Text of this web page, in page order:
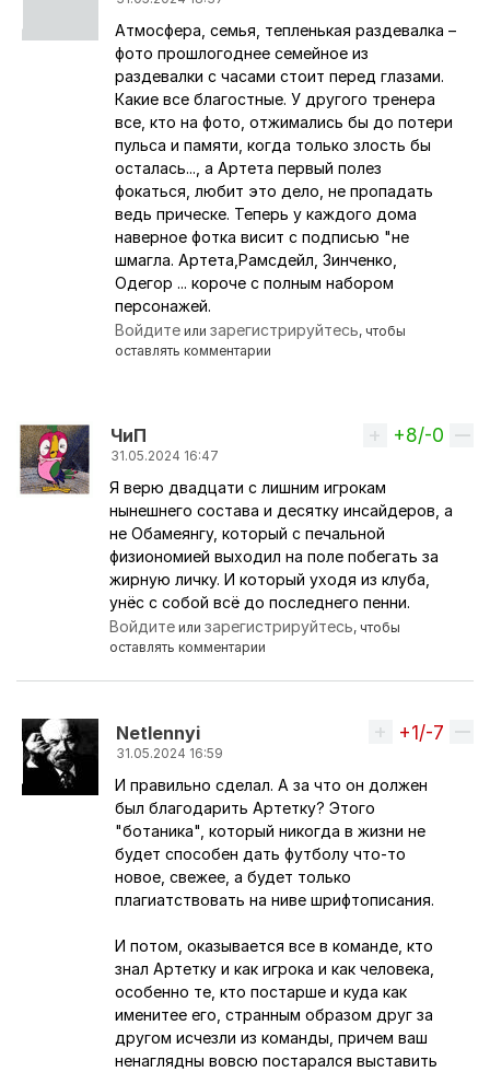
Ответ на комментарий пользователя
Атмосфера, семья, тепленькая раздевалка –
фото прошлогоднее семейное из
раздевалки с часами стоит перед глазами.
Какие все благостные. У другого тренера
все, кто на фото, отжимались бы до потери
пульса и памяти, когда только злость бы
осталась..., а Артета первый полез
фокаться, любит это дело, не пропадать
ведь прическе. Теперь у каждого дома
наверное фотка висит с подписью "не
шмагла. Артета,Рамсдейл, Зинченко,
Одегор ... короче с полным набором
персонажей.
Войдите илизарегистрируйтесь, чтобы
оставлять комментарии
ЧиП
31.05.2024 16:47
Вверх
+8/-0
Я верю двадцати с лишним игрокам
нынешнего состава и десятку инсайдеров, а
не Обамеянгу, который с печальной
физиономией выходил на поле побегать за
жирную личку. И который уходя из клуба,
унёс с собой всё до последнего пенни.
Войдите илизарегистрируйтесь, чтобы
оставлять комментарии
Netlennyi
31.05.2024 16:59
Ответ на комментарий пользователя
Вверх
+1/-7
И правильно сделал. А за что он должен
был благодарить Артетку? Этого
"ботаника", который никогда в жизни не
будет способен дать футболу что-то
новое, свежее, а будет только
плагиатствовать на ниве шрифтописания.
И потом, оказывается все в команде, кто
знал Артетку и как игрока и как человека,
особенно те, кто постарше и куда как
именитее его, странным образом друг за
другом исчезли из команды, причем ваш
ненаглядны вовсю постарался выставить